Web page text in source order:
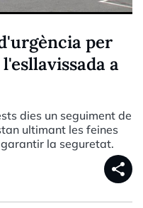
per
a
dies un seguiment de
ultimant les feines
la seguretat.
share